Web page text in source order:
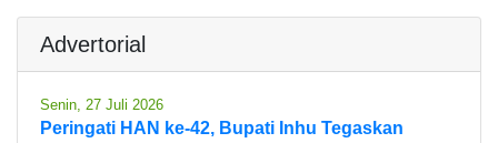
Advertorial
Senin, 27 Juli 2026
Peringati HAN ke-42, Bupati Inhu Tegaskan